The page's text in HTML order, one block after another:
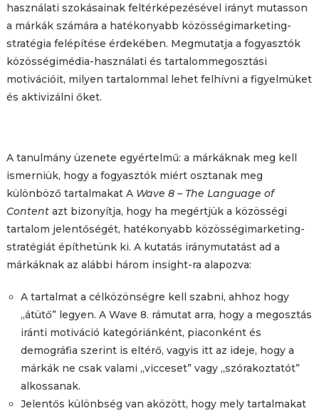
használati szokásainak feltérképezésével irányt mutasson
a márkák számára a hatékonyabb közösségimarketing-
stratégia felépítése érdekében. Megmutatja a fogyasztók
közösségimédia-használati és tartalommegosztási
motivációit, milyen tartalommal lehet felhívni a figyelmüket
és aktivizálni őket.
A tanulmány üzenete egyértelmű: a márkáknak meg kell
ismerniük, hogy a fogyasztók miért osztanak meg
különböző tartalmakat A Wave 8 – The Language of
Contentazt bizonyítja, hogy ha megértjük a közösségi
tartalom jelentőségét, hatékonyabb közösségimarketing-
stratégiát építhetünk ki. A kutatás iránymutatást ad a
márkáknak az alábbi három insight-ra alapozva:
A tartalmat a célközönségre kell szabni, ahhoz hogy
„átütő” legyen. A Wave 8. rámutat arra, hogy a megosztás
iránti motiváció kategóriánként, piaconként és
demográfia szerint is eltérő, vagyis itt az ideje, hogy a
márkák ne csak valami „vicceset” vagy „szórakoztatót”
alkossanak.
Jelentős különbség van aközött, hogy mely tartalmakat